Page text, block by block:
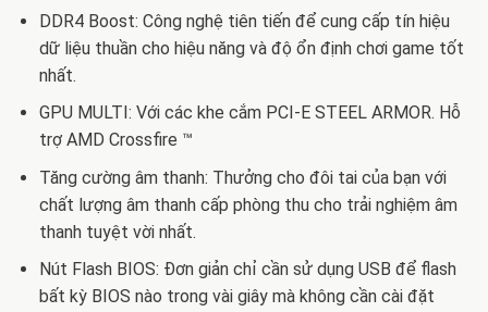
DDR4 Boost: Công nghệ tiên tiến để cung cấp tín hiệu
dữ liệu thuần cho hiệu năng và độ ổn định chơi game tốt
nhất.
GPU MULTI: Với các khe cắm PCI-E STEEL ARMOR. Hỗ
trợ AMD Crossfire ™
Tăng cường âm thanh: Thưởng cho đôi tai của bạn với
chất lượng âm thanh cấp phòng thu cho trải nghiệm âm
thanh tuyệt vời nhất.
Nút Flash BIOS: Đơn giản chỉ cần sử dụng USB để flash
bất kỳ BIOS nào trong vài giây mà không cần cài đặt